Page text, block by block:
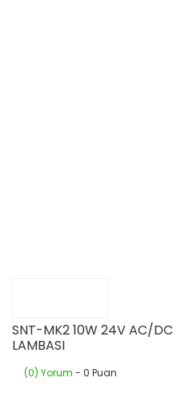
SNT-MK2 10W 24V AC/DC
LAMBASI
(0) Yorum - 0 Puan